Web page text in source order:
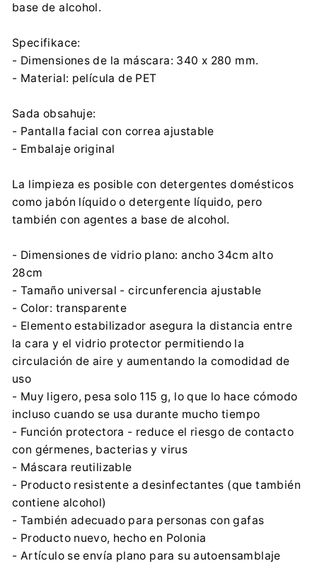
base de alcohol.
Specifikace:
- Dimensiones de la máscara: 340 x 280 mm.
- Material: película de PET
Sada obsahuje:
- Pantalla facial con correa ajustable
- Embalaje original
La limpieza es posible con detergentes domésticos
como jabón líquido o detergente líquido, pero
también con agentes a base de alcohol.
- Dimensiones de vidrio plano: ancho 34cm alto
28cm
- Tamaño universal - circunferencia ajustable
- Color: transparente
- Elemento estabilizador asegura la distancia entre
la cara y el vidrio protector permitiendo la
circulación de aire y aumentando la comodidad de
uso
- Muy ligero, pesa solo 115 g, lo que lo hace cómodo
incluso cuando se usa durante mucho tiempo
- Función protectora - reduce el riesgo de contacto
con gérmenes, bacterias y virus
- Máscara reutilizable
- Producto resistente a desinfectantes (que también
contiene alcohol)
- También adecuado para personas con gafas
- Producto nuevo, hecho en Polonia
- Artículo se envía plano para su autoensamblaje